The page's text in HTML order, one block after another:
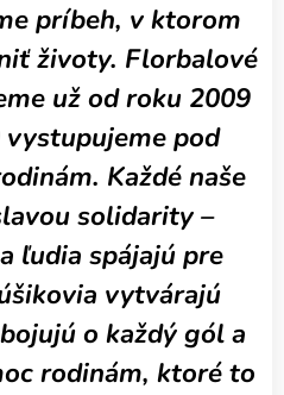
príbeh, v ktorom
životy. Florbalové
už od roku 2009
pod
Každé naše
solidarity –
ľudia spájajú pre
vytvárajú
o každý gól a
rodinám, ktoré to